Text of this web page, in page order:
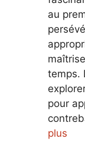
au
temps.
pour
plus